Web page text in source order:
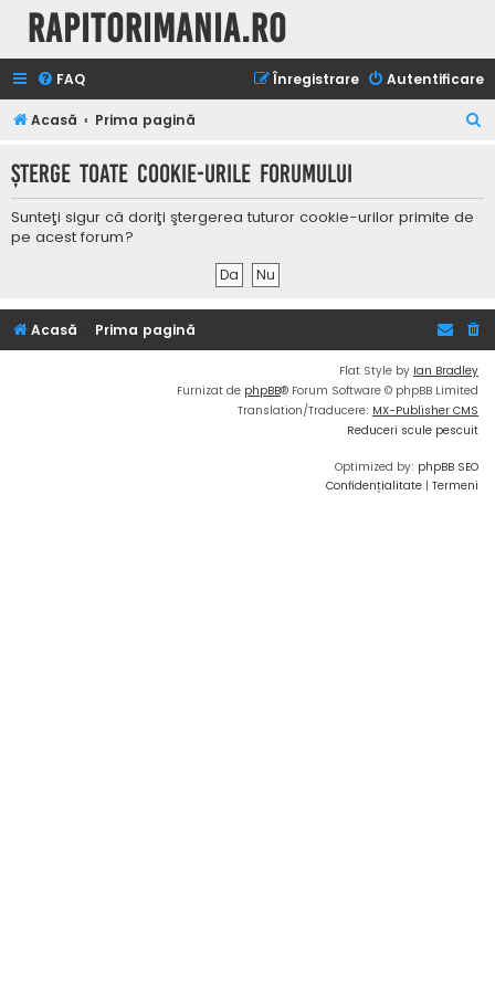
Rapitorimania.ro
FAQ Autentificare
Înregistrare
Acasă Prima pagină
t
Şterge toate cookie-urile forumului
Sunteţi sigur că doriţi ştergerea tuturor cookie-urilor primite de
pe acest forum?
Acasă Prima pagină
Flat Style by Ian Bradley
Furnizat de phpBB® Forum Software © phpBB Limited
Translation/Traducere: MX-Publisher CMS
Reduceri scule pescuit
Optimized by: phpBB SEO
Confidențialitate | Termeni